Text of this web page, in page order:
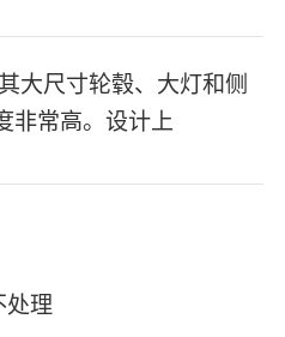
大尺寸轮毂、大灯和侧
非常高。设计上
处理